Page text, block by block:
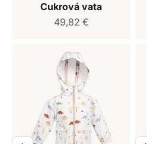
Cukrová vata
Predajná cena
49,82 €